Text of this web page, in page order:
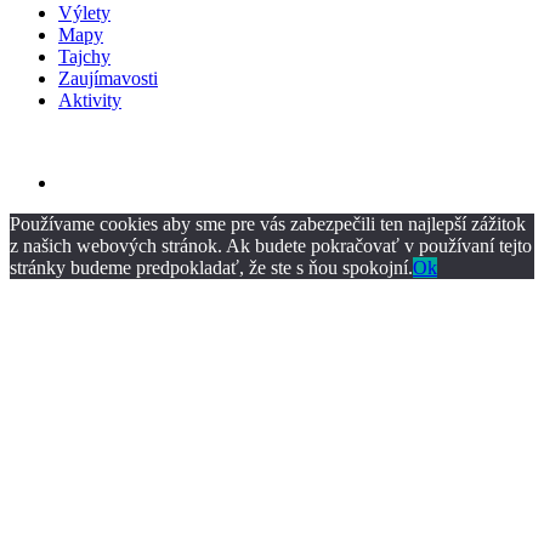
Výlety
Mapy
Tajchy
Zaujímavosti
Aktivity
Používame cookies aby sme pre vás zabezpečili ten najlepší zážitok
z našich webových stránok. Ak budete pokračovať v používaní tejto
stránky budeme predpokladať, že ste s ňou spokojní.Ok